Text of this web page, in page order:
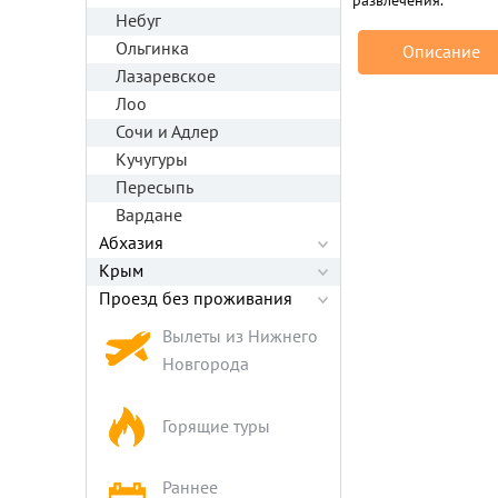
Небуг
Ольгинка
Лазаревское
Лоо
Сочи и Адлер
Кучугуры
Пересыпь
Вардане
Абхазия
Крым
Проезд без проживания
Вылеты из Нижнего
Новгорода
Горящие туры
Раннее
Описание